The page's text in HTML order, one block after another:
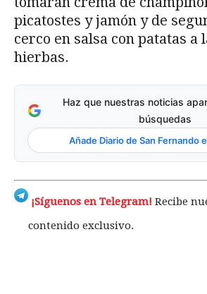
picatostes y jamón y de
cerco en salsa con patatas a
hierbas.
Haz que nuestras noticias
búsquedas
Añade Diario de San Fernando
¡Síguenos en Telegram! Recibe
contenido exclusivo.